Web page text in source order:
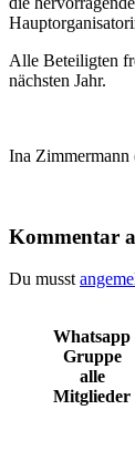
Alle Beteiligten
nächsten Jahr.
Ina Zimmermann
Kommentar
Du musst
Whatsapp
Gruppe
alle
Mitglieder